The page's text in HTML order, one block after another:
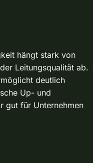
hängt stark von
Leitungsqualität ab.
deutlich
Up- und
gut für Unternehmen